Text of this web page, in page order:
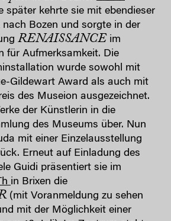
später kehrte sie mit ebendieser
nach Bozen und sorgte in der
RENAISSANCE im
für Aufmerksamkeit. Die
wurde sowohl mit
Gildewart Award als auch mit
des Museion ausgezeichnet.
der Künstlerin in die
des Museums über. Nun
mit einer Einzelausstellung
Erneut auf Einladung des
Guidi präsentiert sie im
in Brixen die
(mit Voranmeldung zu sehen
mit der Möglichkeit einer